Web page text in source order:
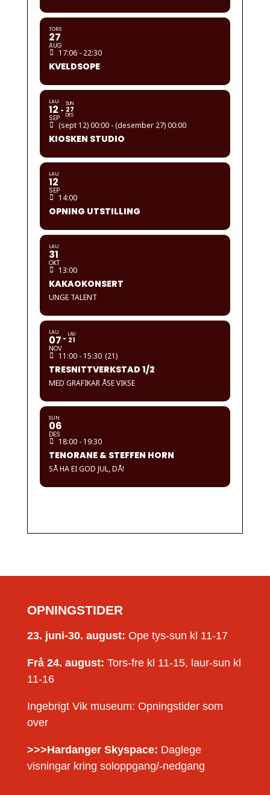
TORS
27
AUG
17:06 - 22:30
KVELDSOPE
LAU
12
SEP
SUN
27
DES
(sept 12) 00:00 - (desember 27) 00:00
KIOSKEN STUDIO
LAU
12
SEP
14:00
OPNING UTSTILLING
LAU
31
OKT
13:00
KAKAOKONSERT
UNGE TALENT
LAU
07
NOV
LAU
21
11:00 - 15:30 (21)
TRESNITTVERKSTAD 1/2
MED GRAFIKAR ÅSE VIKSE
SUN
06
DES
18:00 - 19:30
TENORANE & STEFFEN HORN
SÅ HA EI GOD JUL, DÅ!
OPNINGSTIDER
23. juni-30. august: Ope tys-sun kl 11-17
Frå 24. august: Tors-fre kl 11-15, laur-sun kl
11-16
Ingebrigt Vik museum: Opningstider som
over
>>>Hardanger Skyspace: Daglege
visningar kring soloppgang/-nedgang